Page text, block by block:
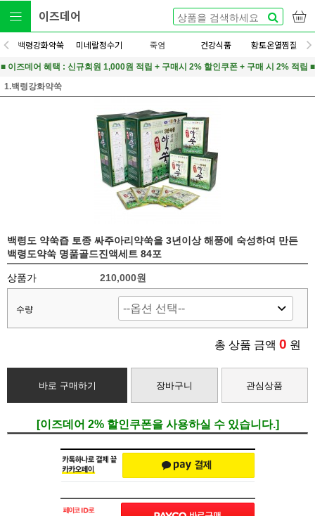
이즈데어
백령강화약쑥 미네랄정수기 죽염 건강식품 황토온열찜질
■ 이즈데어 혜택 : 신규회원 1,000원 적립 + 구매시 2% 할인쿠폰 + 구매 시 2% 적립 ■
1.백령강화약쑥
백령도 약쑥즙 토종 싸주아리약쑥을 3년이상 해풍에 숙성하여 만든
백령도약쑥 명품골드진액세트 84포
상품가 210,000원
수량
총 상품 금액 0 원
바로 구매하기 장바구니 관심상품
[이즈데어 2% 할인쿠폰을 사용하실 수 있습니다.]